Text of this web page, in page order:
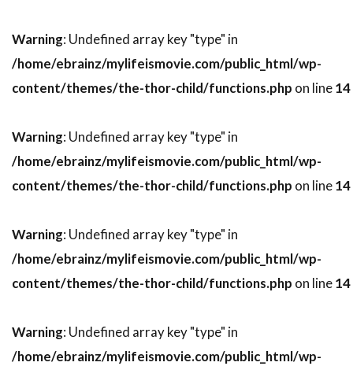
ネリー・ベルフラワー
ノア・ワイリー
ノルディスク・フィルム
ノーマン・アルデン
ノーラ・エフロン
ハイクワーン・グエン
ハイケ・マカッシュ
ハインツ・ヴァイス
ハスケル・ウェクスラー
ハッピー・マディソン
ハビエル・アギーレサロベ
ハラルド・クローサー
ハリウッド・ピクチャーズ
Warning: Undefined array key "type" in
/home/ebrainz/mylifeismovie.com/public_html/wp-
content/themes/the-thor-child/functions.php on line14
Warning: Undefined array key "type" in
/home/ebrainz/mylifeismovie.com/public_html/wp-
content/themes/the-thor-child/functions.php on line14
Warning: Undefined array key "type" in
/home/ebrainz/mylifeismovie.com/public_html/wp-
content/themes/the-thor-child/functions.php on line14
Warning: Undefined array key "type" in
/home/ebrainz/mylifeismovie.com/public_html/wp-